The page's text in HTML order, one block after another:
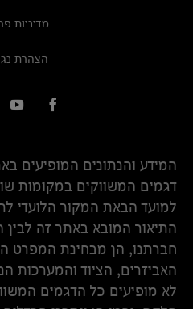
מדיניות
הצהרת
המידע והנתונים המופיעים
דגמים המשווקים במקומות
למועד הבאת המקור הלועדי
התיאור המובא באתר זה לבין
חברתנו, הן מבחינת המפרט
האביזרים, הציוד והמערכות
לא מופיעים כל הדגמים